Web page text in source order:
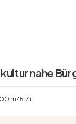
nahe
m²5 Zi.